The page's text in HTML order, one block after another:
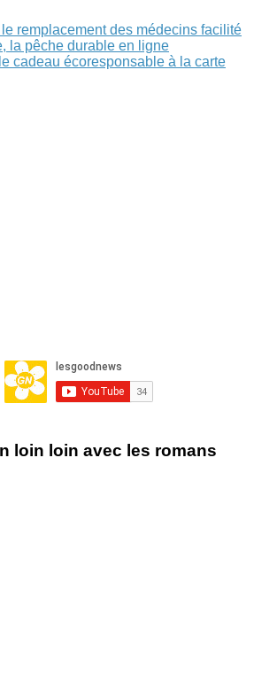
remplacement des médecins facilité
la pêche durable en ligne
cadeau écoresponsable à la carte
loin loin avec les romans